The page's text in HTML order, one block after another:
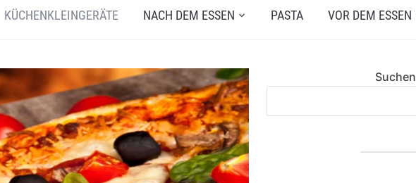
KÜCHENKLEINGERÄTE NACH DEM ESSEN PASTA VOR DEM ESSEN
Suchen